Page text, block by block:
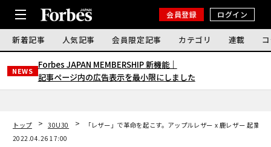
会員登録 ログイン
新着記事 人気記事 会員限定記事 カテゴリ 連載
NEWS
Forbes JAPAN MEMBERSHIP 新機能｜
記事ページ内の広告表示を最小限にしました
トップ 30U30
「レザー」で革命を起こす。アップルレザー x 鹿レザー 起業家
2022.04.26 17:00